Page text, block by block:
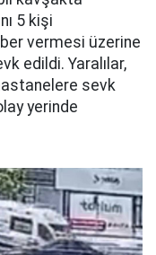
5 kişi
vermesi üzerine
edildi. Yaralılar,
sevk
yerinde